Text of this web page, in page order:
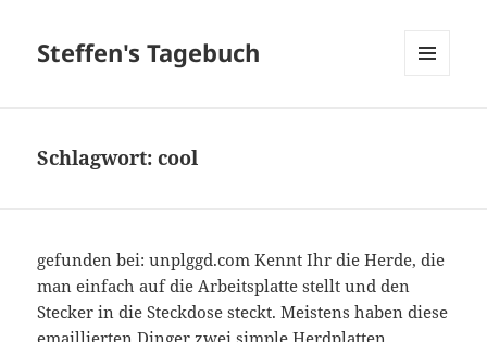
Steffen's Tagebuch
Schlagwort:cool
gefunden bei: unplggd.com Kennt Ihr die Herde, die
man einfach auf die Arbeitsplatte stellt und den
Stecker in die Steckdose steckt. Meistens haben diese